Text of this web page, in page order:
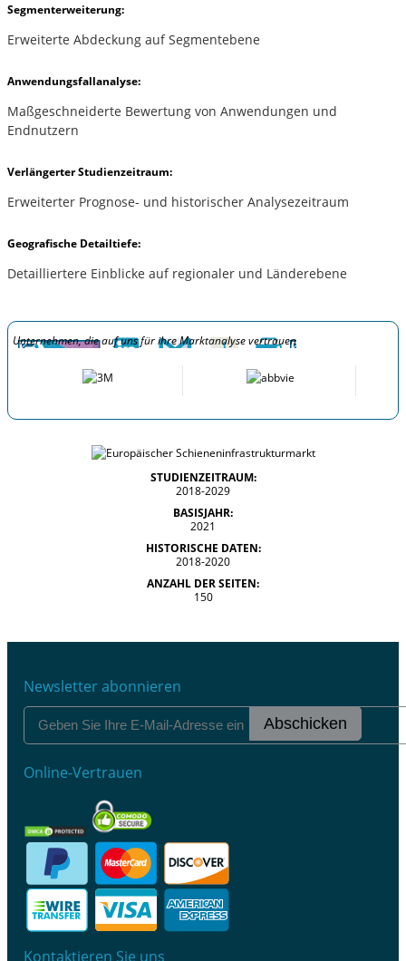
Segmenterweiterung:
Erweiterte Abdeckung auf Segmentebene
Anwendungsfallanalyse:
Maßgeschneiderte Bewertung von Anwendungen und
Endnutzern
Verlängerter Studienzeitraum:
Erweiterter Prognose- und historischer Analysezeitraum
Geografische Detailtiefe:
Detailliertere Einblicke auf regionaler und Länderebene
Unternehmen, die auf uns für ihre Marktanalyse vertrauen
STUDIENZEITRAUM:
2018-2029
BASISJAHR:
2021
HISTORISCHE DATEN:
2018-2020
ANZAHL DER SEITEN:
150
Newsletter abonnieren
Abschicken
Online-Vertrauen
Kontaktieren Sie uns